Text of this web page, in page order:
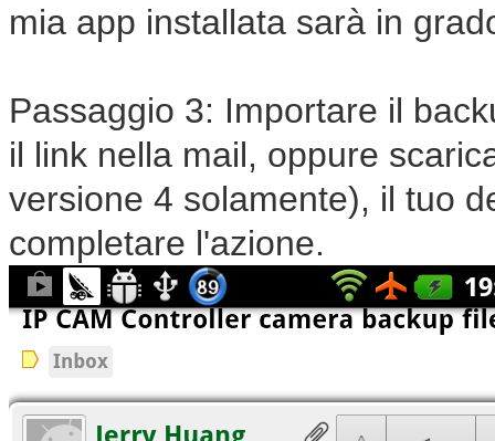
mia app installata sarà in
Passaggio 3: Importare il
il link nella mail, oppure
versione 4 solamente), il tuo
completare l'azione.